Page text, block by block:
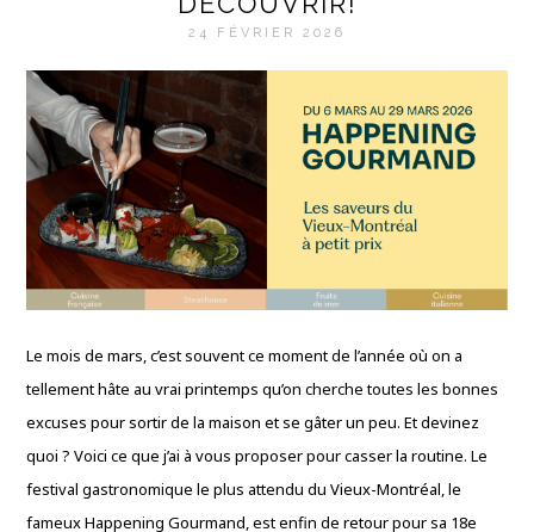
24 FÉVRIER 2026
Le mois de mars,c’est souvent ce moment de l’année où on a
tellement hâte au vrai printemps qu’on cherche toutes les bonnes
excuses pour sortir de la maison et se gâter un peu. Et devinez
quoi ? Voici ce que j’ai à vous proposer pour casser la routine. Le
festival gastronomique le plus attendu du Vieux-Montréal,le
fameux Happening Gourmand,est enfin de retour pour sa 18e